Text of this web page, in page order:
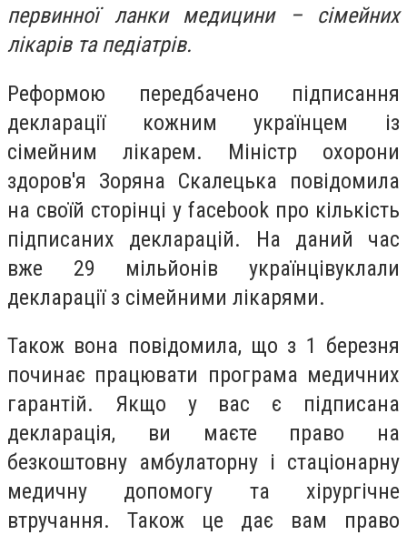
первинної ланки медицини – сімейних
лікарів та педіатрів.
Реформою передбачено підписання
декларації кожним українцем із
сімейним лікарем. Міністр охорони
здоров'я Зоряна Скалецька повідомила
на своїй сторінці у facebook про кількість
підписаних декларацій. На даний час
вже 29 мільйонів українцівуклали
декларації з сімейними лікарями.
Також вона повідомила, що з 1 березня
починає працювати програма медичних
гарантій. Якщо у вас є підписана
декларація, ви маєте право на
безкоштовну амбулаторну і стаціонарну
медичну допомогу та хірургічне
втручання. Також це дає вам право